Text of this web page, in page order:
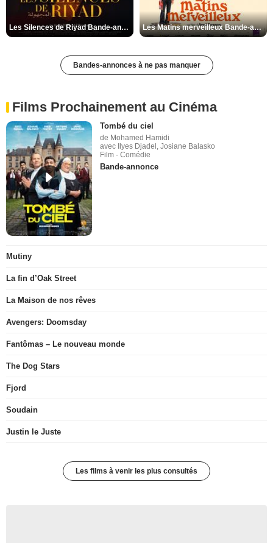
Les Silences de Riyad Bande-annonce VO STFR Les Matins merveilleux Bande-annonce VF
Bandes-annonces à ne pas manquer
Films Prochainement au Cinéma
Tombé du ciel
de Mohamed Hamidi
avec Ilyes Djadel, Josiane Balasko
Film - Comédie
Bande-annonce
Mutiny
La fin d’Oak Street
La Maison de nos rêves
Avengers: Doomsday
Fantômas – Le nouveau monde
The Dog Stars
Fjord
Soudain
Justin le Juste
Les films à venir les plus consultés